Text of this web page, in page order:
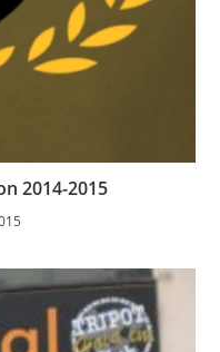
2014-2015